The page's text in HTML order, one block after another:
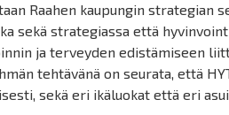
Raahen kaupungin strategian
sekä strategiassa että
ja terveyden edistämiseen
tehtävänä on seurata, että
sekä eri ikäluokat että eri